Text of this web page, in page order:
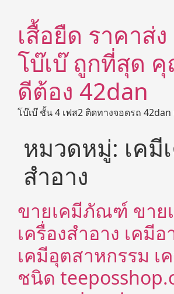
เสื้อยืด ราคาส่ง
โบ๊เบ๊ ถูกที่สุด
ดีต้อง 42dan
โบ๊เบ๊ ชั้น 4 เฟส2 ติดทางจอดรถ 42dan
หมวดหมู่: เคมี
สำอาง
ขายเคมีภัณฑ์ ขาย
เครื่องสำอาง เคมีอ
เคมีอุตสาหกรรม เ
ชนิด